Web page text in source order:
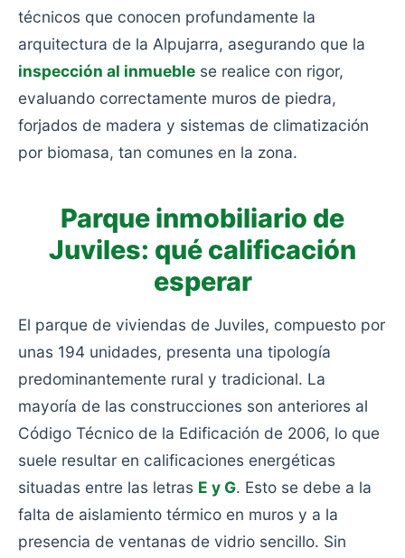
técnicos que conocen profundamente la
arquitectura de la Alpujarra, asegurando que la
inspección al inmueble se realice con rigor,
evaluando correctamente muros de piedra,
forjados de madera y sistemas de climatización
por biomasa, tan comunes en la zona.
Parque inmobiliario de
Juviles: qué calificación
esperar
El parque de viviendas de Juviles, compuesto por
unas 194 unidades, presenta una tipología
predominantemente rural y tradicional. La
mayoría de las construcciones son anteriores al
Código Técnico de la Edificación de 2006, lo que
suele resultar en calificaciones energéticas
situadas entre las letras E y G. Esto se debe a la
falta de aislamiento térmico en muros y a la
presencia de ventanas de vidrio sencillo. Sin